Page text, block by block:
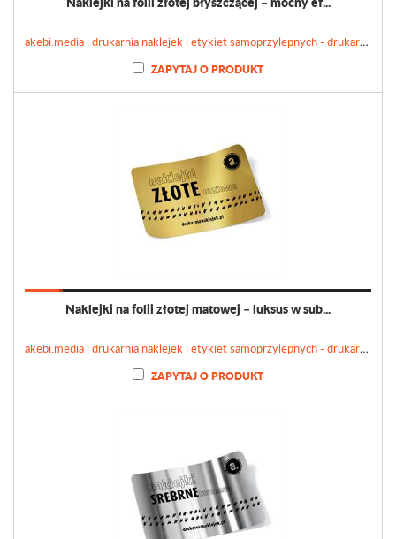
akebi.media : drukarnia naklejek i etykiet samoprzylepnych - drukarnianaklejek.pl
ZAPYTAJ O PRODUKT
Naklejki na folii złotej matowej – luksus w sub...
akebi.media : drukarnia naklejek i etykiet samoprzylepnych - drukarnianaklejek.pl
ZAPYTAJ O PRODUKT